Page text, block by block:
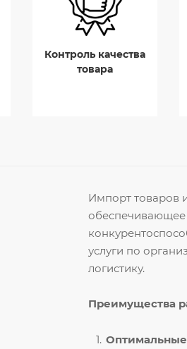
Контроль качества
товара
Импорт товаров
услуги по
логистику.
Преимущества